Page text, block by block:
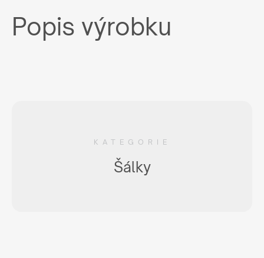
Popis výrobku
KATEGORIE
Šálky